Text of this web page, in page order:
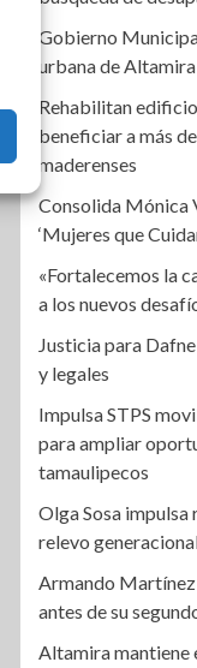
Gobierno
urbana de Altamira
Rehabilitan
beneficiar a más
maderenses
Consolida Mónica
‘Mujeres que
«Fortalecemos la
a los nuevos
Justicia para
y legales
Impulsa STPS
para ampliar
tamaulipecos
Olga Sosa
relevo
Armando
antes de su
Altamira mantiene